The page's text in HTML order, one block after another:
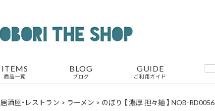
ITEMS
商品一覧
BLOG
ブログ
GUIDE
ご利用ガイド
居酒屋・レストラン > ラーメン > のぼり 【 濃厚 担々麺 】 NOB-RD0056